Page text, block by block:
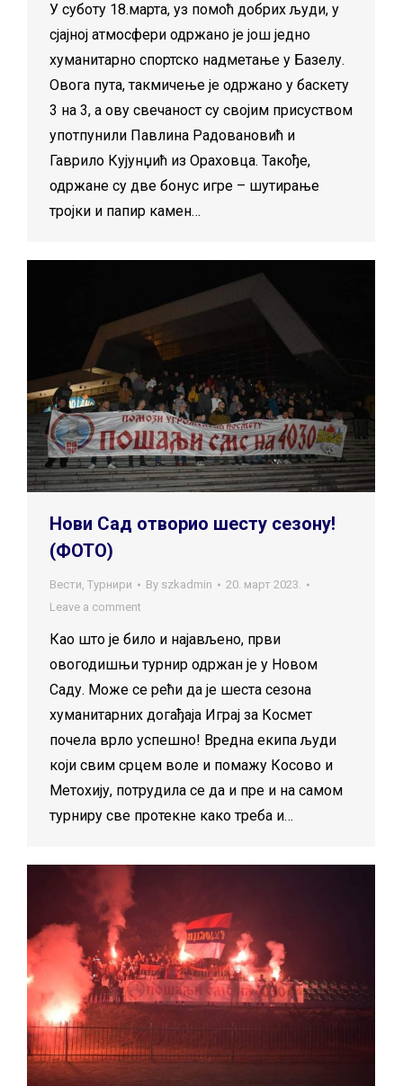
У суботу 18.марта, уз помоћ добрих људи, у
сјајној атмосфери одржано је још једно
хуманитарно спортско надметање у Базелу.
Овога пута, такмичење је одржано у баскету
3 на 3, а ову свечаност су својим присуством
употпунили Павлина Радовановић и
Гаврило Кујунџић из Ораховца. Такође,
одржане су две бонус игре – шутирање
тројки и папир камен…
Нови Сад отворио шесту сезону!
(ФОТО)
Вести, Турнири By szkadmin
20. март 2023.
Leave a comment
Као што је било и најављено, први
овогодишњи турнир одржан је у Новом
Саду. Може се рећи да је шеста сезона
хуманитарних догађаја Играј за Космет
почела врло успешно! Вредна екипа људи
који свим срцем воле и помажу Косово и
Метохију, потрудила се да и пре и на самом
турниру све протекне како треба и…